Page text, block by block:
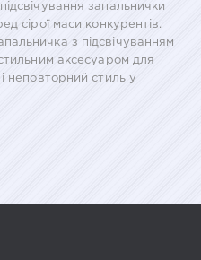
запальнички
сірої маси конкурентів.
з підсвічуванням
аксесуаром для
неповторний стиль у